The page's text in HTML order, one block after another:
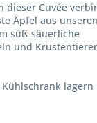
dieser Cuvée
Äpfel aus
süß-säuerliche
und
lagern